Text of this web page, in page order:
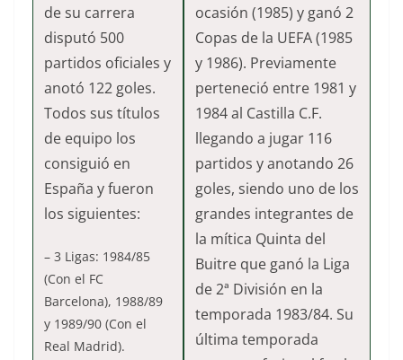
de su carrera
disputó 500
partidos oficiales y
anotó 122 goles.
Todos sus títulos
de equipo los
consiguió en
España y fueron
los siguientes:
– 3 Ligas: 1984/85
(Con el FC
Barcelona), 1988/89
y 1989/90 (Con el
Real Madrid).
ocasión (1985) y ganó 2
Copas de la UEFA (1985
y 1986). Previamente
perteneció entre 1981 y
1984 al Castilla C.F.
llegando a jugar 116
partidos y anotando 26
goles, siendo uno de los
grandes integrantes de
la mítica Quinta del
Buitre que ganó la Liga
de 2ª División en la
temporada 1983/84. Su
última temporada